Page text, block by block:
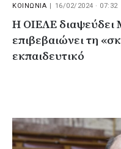
ΚΟΙΝΩΝΙΑ 16/02/2024 · 07:32
Η ΟΙΕΛΕ διαψεύδει
επιβεβαιώνει τη
εκπαιδευτικό